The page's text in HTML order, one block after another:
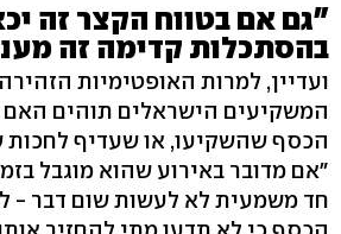
"גם אם בטווח הקצר זה
בהסתכלות קדימה זה
ועדיין, למרות האופטימיות
המשקיעים הישראלים תוהים האם
הכסף שהשקיעו, או שעדיף לחכות
"אם מדובר באירוע שהוא מוגבל
חד משמעית לא לעשות שום דבר -